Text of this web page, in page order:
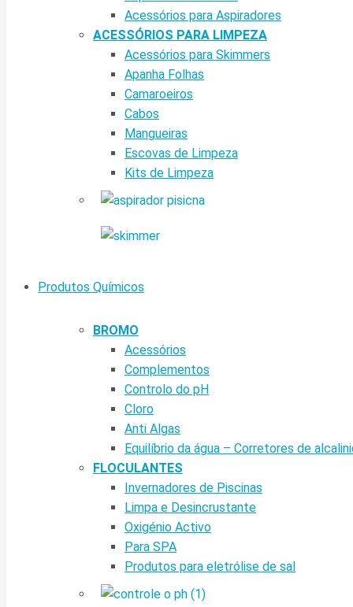
Acessórios para Aspiradores
ACESSÓRIOS PARA LIMPEZA
Acessórios para Skimmers
Apanha Folhas
Camaroeiros
Cabos
Mangueiras
Escovas de Limpeza
Kits de Limpeza
Produtos Químicos
BROMO
Acessórios
Complementos
Controlo do pH
Cloro
Anti Algas
Equilíbrio da água – Corretores de
FLOCULANTES
Invernadores de Piscinas
Limpa e Desincrustante
Oxigénio Activo
Para SPA
Produtos para eletrólise de sal